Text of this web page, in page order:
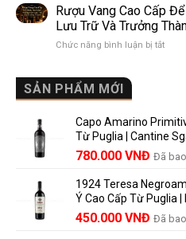
Dễ
Hiểu
Người
khác
nhau
và
vì
lựa
chọn
đáng
en
au
nhãn
rượu
vang
và
người
Rượu Vang Cao Cấp
Lưu Trữ Và Trưởng
Chức năng bình luận bị tắtở
Được
Bao
Lâu?
Dẫn
Lưu
Trữ
Và
SẢN PHẨM MỚI
Capo Amarino
Từ Puglia | Cantine
Giá
là:
858.000 VNĐ.
780.000 VNĐ Giá
tại
là:
Đã
1924 Teresa
Ý Cao Cấp Từ Puglia |
Giá
450.000 VNĐ Giá
Đã